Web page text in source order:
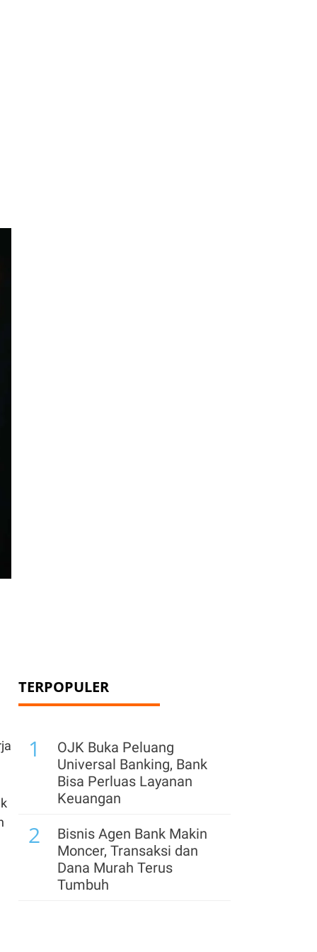
TERPOPULER
1
OJK Buka Peluang
Universal Banking, Bank
Bisa Perluas Layanan
Keuangan
2
Bisnis Agen Bank Makin
Moncer, Transaksi dan
Dana Murah Terus
Tumbuh